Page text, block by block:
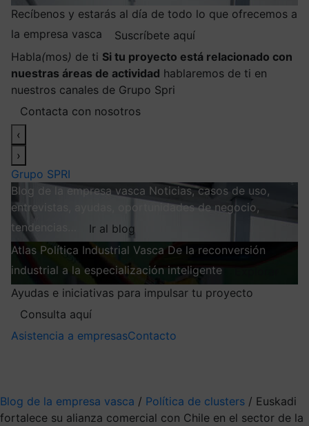
Recíbenos y estarás al día de todo lo que ofrecemos a
la empresa vasca
Suscríbete aquí
Habla(mos) de ti Si tu proyecto está relacionado con
nuestras áreas de actividad hablaremos de ti en
nuestros canales de Grupo Spri
Contacta con nosotros
‹
›
Grupo SPRI
Blog de la empresa vasca Noticias, casos de uso,
entrevistas, ayudas, oportunidades de negocio,
tendencias…
Ir al blog
Atlas Política Industrial Vasca De la reconversión
industrial a la especialización inteligente
Ayudas e iniciativas para impulsar tu proyecto
Consulta aquí
Asistencia a empresasContacto
Blog de la empresa vasca / Política de clusters / Euskadi
fortalece su alianza comercial con Chile en el sector de la